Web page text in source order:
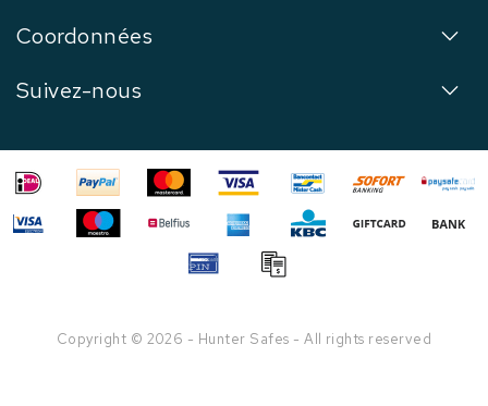
Coordonnées
Suivez-nous
Copyright © 2026 - Hunter Safes - All rights reserved